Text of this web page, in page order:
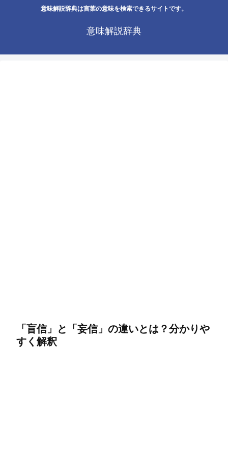
意味解説辞典は言葉の意味を検索できるサイトです。
意味解説辞典
「盲信」と「妄信」の違いとは？分かりや
すく解釈